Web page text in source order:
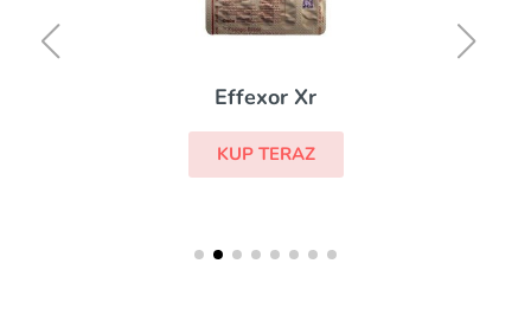
Effexor Xr
KUP TERAZ